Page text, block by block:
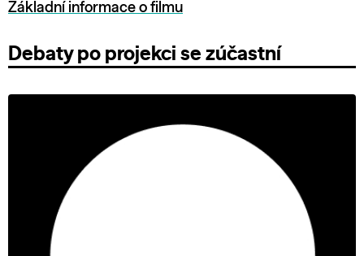
Základní informace o filmu
Debaty po projekci se zúčastní